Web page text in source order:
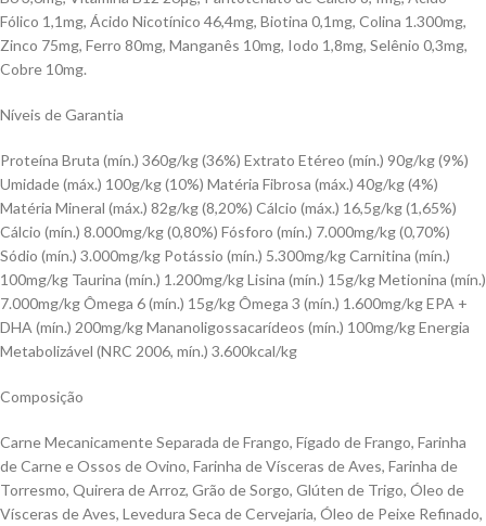
Fólico 1,1mg, Ácido Nicotínico 46,4mg, Biotina 0,1mg, Colina 1.300mg,
Zinco 75mg, Ferro 80mg, Manganês 10mg, Iodo 1,8mg, Selênio 0,3mg,
Cobre 10mg.
Níveis de Garantia
Proteína Bruta (mín.) 360g/kg (36%) Extrato Etéreo (mín.) 90g/kg (9%)
Umidade (máx.) 100g/kg (10%) Matéria Fibrosa (máx.) 40g/kg (4%)
Matéria Mineral (máx.) 82g/kg (8,20%) Cálcio (máx.) 16,5g/kg (1,65%)
Cálcio (mín.) 8.000mg/kg (0,80%) Fósforo (mín.) 7.000mg/kg (0,70%)
Sódio (mín.) 3.000mg/kg Potássio (mín.) 5.300mg/kg Carnitina (mín.)
100mg/kg Taurina (mín.) 1.200mg/kg Lisina (mín.) 15g/kg Metionina (mín.)
7.000mg/kg Ômega 6 (mín.) 15g/kg Ômega 3 (mín.) 1.600mg/kg EPA +
DHA (mín.) 200mg/kg Mananoligossacarídeos (mín.) 100mg/kg Energia
Metabolizável (NRC 2006, mín.) 3.600kcal/kg
Composição
Carne Mecanicamente Separada de Frango, Fígado de Frango, Farinha
de Carne e Ossos de Ovino, Farinha de Vísceras de Aves, Farinha de
Torresmo, Quirera de Arroz, Grão de Sorgo, Glúten de Trigo, Óleo de
Vísceras de Aves, Levedura Seca de Cervejaria, Óleo de Peixe Refinado,